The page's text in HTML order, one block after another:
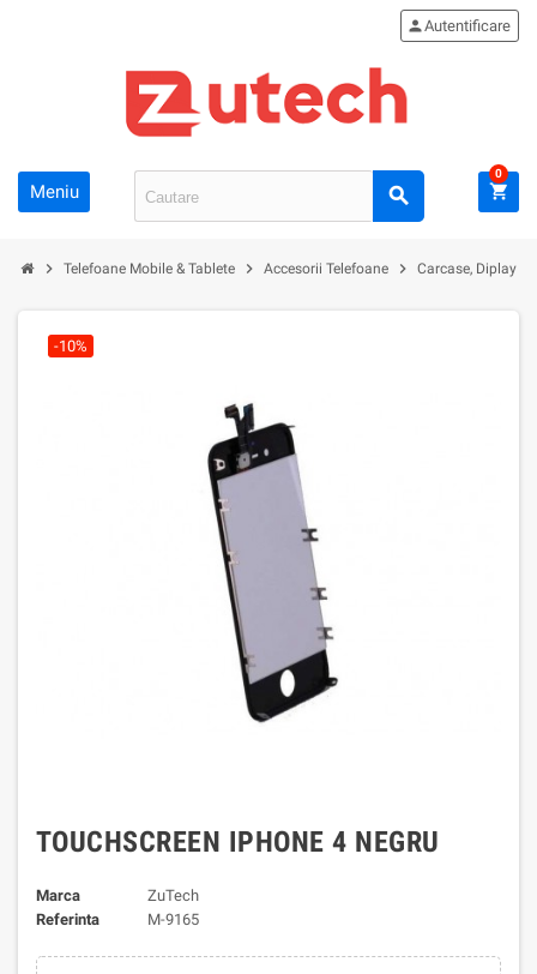
Meniu search
personAutentificare
shopping_cart
0
chevron_right Telefoane Mobile & Tablete chevron_right Accesorii Telefoane chevron_right Carcase, Diplay
-10%
TOUCHSCREEN IPHONE 4 NEGRU
Marca
ZuTech
Referinta
M-9165